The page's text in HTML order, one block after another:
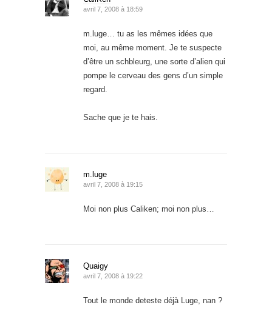
avril 7, 2008 à 18:59
m.luge… tu as les mêmes idées que
moi, au même moment. Je te suspecte
d’être un schbleurg, une sorte d’alien qui
pompe le cerveau des gens d’un simple
regard.
Sache que je te hais.
m.luge
avril 7, 2008 à 19:15
Moi non plus Caliken; moi non plus…
Quaigy
avril 7, 2008 à 19:22
Tout le monde deteste déjà Luge, nan ?